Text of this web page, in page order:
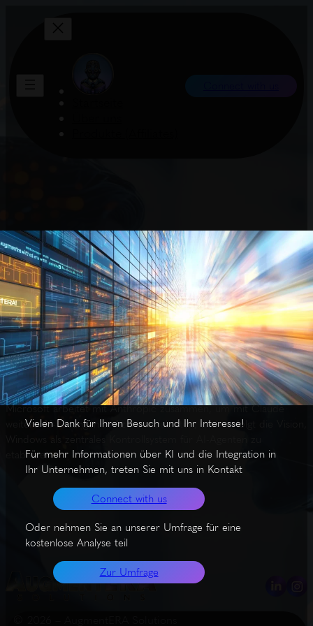
Vielen Dank für Ihren Besuch und Ihr Interesse!
Für mehr Informationen über KI und die Integration in
Ihr Unternehmen, treten Sie mit uns in Kontakt
Connect with us
Oder nehmen Sie an unserer Umfrage für eine
kostenlose Analyse teil
Zur Umfrage
Microsoft präsentierte auf der Ignite-Konferenz über 70
Neuerungen mit Fokus auf die Integration von AI-Agenten direkt
in die Windows 11 Taskleiste. Diese Agenten, darunter ein
Copilot, können Prozesse automatisieren und zeigen in Echtzeit
ihren Status an. Zusätzlich können Dokumente in File Explorer
per Klick zusammengefasst oder E-Mails entworfen werden.
Microsoft arbeitet mit Anthropic zusammen, um mit Claude
weitere AI-Lösungen in Azure anzubieten, und verfolgt die Vision,
etablieren.